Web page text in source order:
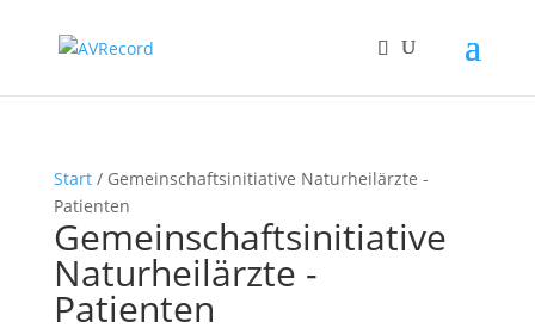
Start/ Gemeinschaftsinitiative Naturheilärzte -
Patienten
Gemeinschaftsinitiative
Naturheilärzte -
Patienten